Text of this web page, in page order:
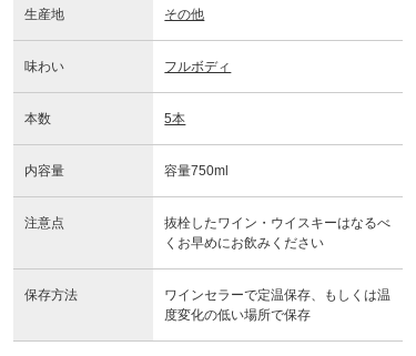
生産地 その他
味わい フルボディ
本数 5本
内容量 容量750ml
注意点
抜栓したワイン・ウイスキーはなるべ
くお早めにお飲みください
保存方法
ワインセラーで定温保存、もしくは温
度変化の低い場所で保存